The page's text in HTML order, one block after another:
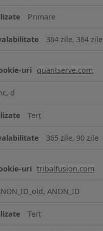
Primare
364 zile, 364 zile
quantserve.com
d
Terț
365 zile, 90 zile
tribalfusion.com
ANON_ID
Terț